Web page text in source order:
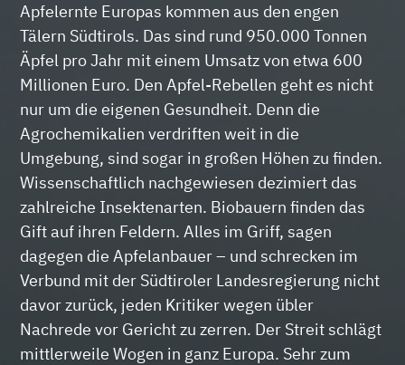
Apfelernte Europas kommen aus den engen
Tälern Südtirols. Das sind rund 950.000 Tonnen
Äpfel pro Jahr mit einem Umsatz von etwa 600
Millionen Euro. Den Apfel-Rebellen geht es nicht
nur um die eigenen Gesundheit. Denn die
Agrochemikalien verdriften weit in die
Umgebung, sind sogar in großen Höhen zu finden.
Wissenschaftlich nachgewiesen dezimiert das
zahlreiche Insektenarten. Biobauern finden das
Gift auf ihren Feldern. Alles im Griff, sagen
dagegen die Apfelanbauer – und schrecken im
Verbund mit der Südtiroler Landesregierung nicht
davor zurück, jeden Kritiker wegen übler
Nachrede vor Gericht zu zerren. Der Streit schlägt
mittlerweile Wogen in ganz Europa. Sehr zum